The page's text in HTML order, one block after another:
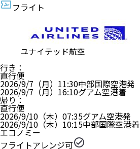
フライト
ユナイテッド航空
行き ：
直行便
2026/9/7（月） 11:30中部国際空港発
2026/9/7（月） 16:10グアム空港着
帰り ：
直行便
2026/9/10（木） 07:35グアム空港発
2026/9/10（木） 10:15中部国際空港着
エコノミー
フライトアレンジ可